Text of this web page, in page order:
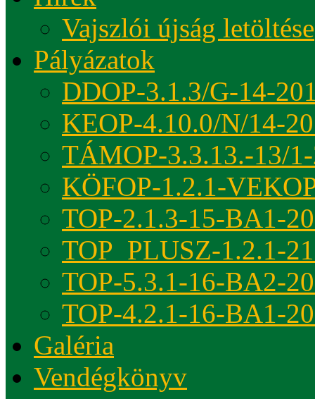
Vajszlói újság letöltése
Pályázatok
DDOP-3.1.3/G-14-
KEOP-4.10.0/N/14-
TÁMOP-3.3.13.-13/
KÖFOP-1.2.1-
TOP-2.1.3-15-BA1-
TOP_PLUSZ-1.2.1-
TOP-5.3.1-16-BA2-
TOP-4.2.1-16-BA1-
Galéria
Vendégkönyv